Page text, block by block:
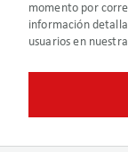
momento por
información
usuarios en nuestra